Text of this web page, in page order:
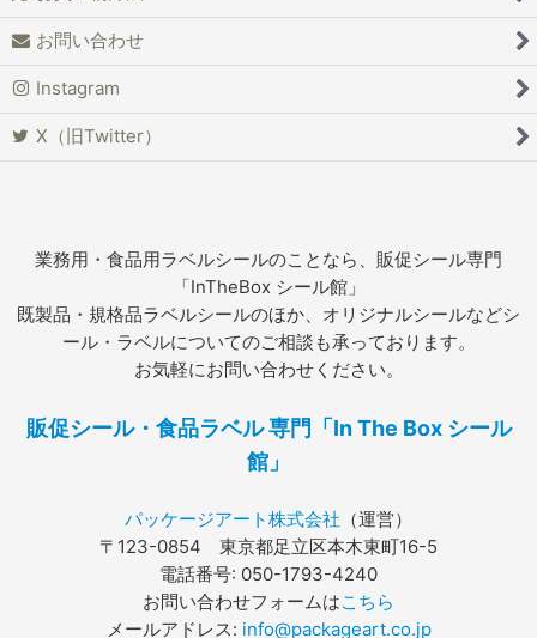
お問い合わせ
Instagram
X（旧Twitter）
業務用・食品用ラベルシールのことなら、販促シール専門
「InTheBox シール館」
既製品・規格品ラベルシールのほか、オリジナルシールなどシ
ール・ラベルについてのご相談も承っております。
お気軽にお問い合わせください。
販促シール・食品ラベル 専門「In The Box シール
館」
パッケージアート株式会社 （運営）
〒123-0854 東京都足立区本木東町16-5
電話番号: 050-1793-4240
お問い合わせフォームはこちら
メールアドレス: info@packageart.co.jp